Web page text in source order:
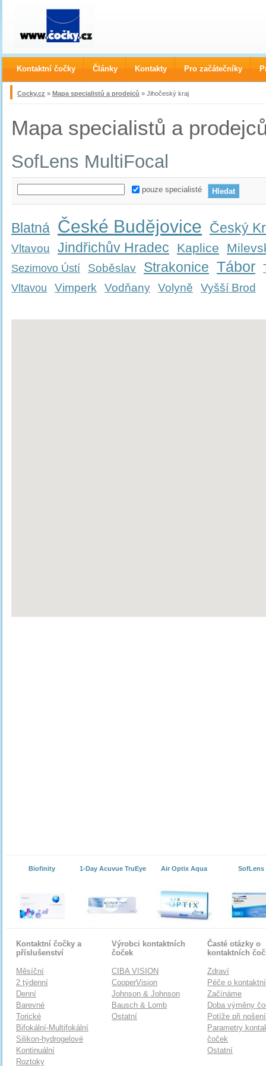
Cocky.cz » Mapa specialistů a prodejců » Jihočeský kraj
Mapa specialistů a
SofLens MultiFocal
pouze specialisté
Blatná České Budějovice Český
Vltavou Jindřichův Hradec Kaplice
Sezimovo Ústí Soběslav Strakonice Tábor
Vltavou Vimperk Vodňany Volyně Vyšší Brod
Biofinity 1-Day Acuvue TruEye Air Optix Aqua SofLens
Kontaktní čočky a
příslušenství
Měsíční
2 týdenní
Denní
Barevné
Torické
Bifokální-Multifokální
Silikon-hydrogelové
Kontinuální
Roztoky
Výrobci kontaktních
čoček
CIBA VISION
CooperVision
Johnson & Johnson
Bausch & Lomb
Ostatní
Časté otázky o
kontaktních
Zdraví
Péče o
Začínáme
Doba výměny
Potíže při
Parametry
čoček
Ostatní
Kontaktní čočky Články Kontakty Pro začátečníky